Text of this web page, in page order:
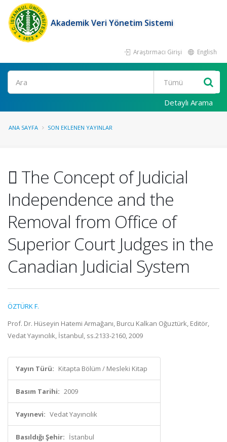
Akademik Veri Yönetim Sistemi
Araştırmacı Girişi English
Ara
Detaylı Arama
ANA SAYFA SON EKLENEN YAYINLAR
 The Concept of Judicial
Independence and the
Removal from Office of
Superior Court Judges in the
Canadian Judicial System
ÖZTÜRK F.
Prof. Dr. Hüseyin Hatemi Armağanı, Burcu Kalkan Oğuztürk, Editör,
Vedat Yayıncılık, İstanbul, ss.2133-2160, 2009
Yayın Türü: Kitapta Bölüm / Mesleki Kitap
Basım Tarihi: 2009
Yayınevi: Vedat Yayıncılık
Basıldığı Şehir: İstanbul